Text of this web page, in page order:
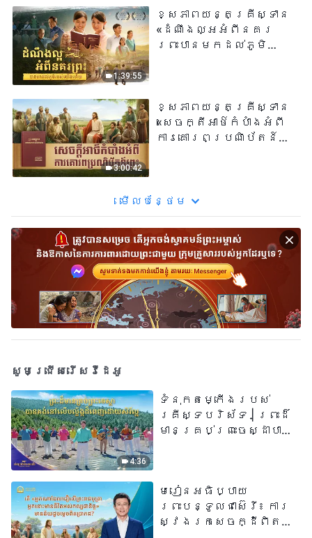
1:39:55
ខ្សែភាពយន្តគ្រីស្ទាន
«ដំណឹងល្អអំពីនគរ
ព្រះបានមកដល់​ភូមិ
3:00:42
ខ្សែភាពយន្តគ្រីស្ទាន
«សេចក្តីអាថ៌កំបាំងអំពី
ការគោរពប្រណិប័តន៍
មើល​​បន្ថែម​
សូមជ្រើសរើសវីដេអូ
4:36
ទំនុកតម្កើង​របស់​
គ្រីស្ទបរិស័ទ​ | ព្រះដ៏
មានគ្រប់ព្រះចេស្ដាបាន
មេរៀនអធិប្បាយ
ព្រះបន្ទូលជាស៊េរី៖ ការ
ស្វែងរកសេចក្ដីពិតនៅ